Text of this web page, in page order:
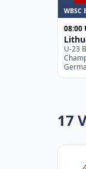
WBSC
08:00
U-23
17